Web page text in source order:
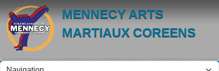
MENNECY ARTS
MARTIAUX COREENS
Panneau de gestion des cookies